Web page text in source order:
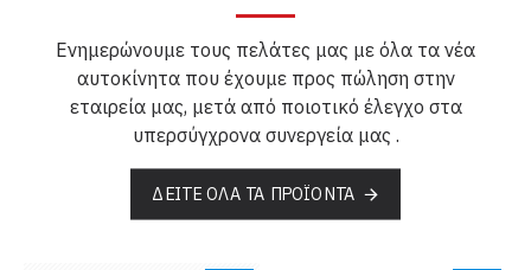
Ενημερώνουμε τους πελάτες μας με όλα τα νέα
αυτοκίνητα που έχουμε προς πώληση στην
εταιρεία μας, μετά από ποιοτικό έλεγχο στα
υπερσύγχρονα συνεργεία μας .
ΔΕΊΤΕ ΌΛΑ ΤΑ ΠΡΟΪΌΝΤΑ